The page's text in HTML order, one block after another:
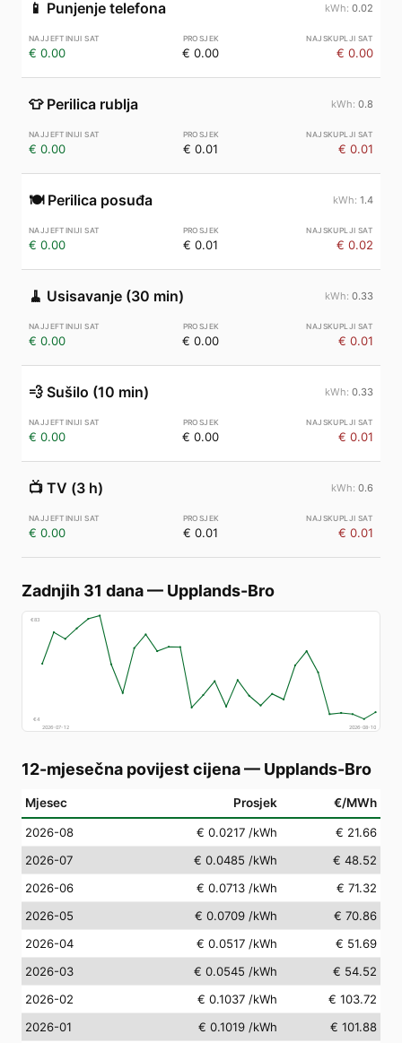
📱 Punjenje telefona 0.02
€ 0.00 € 0.00 € 0.00
👕 Perilica rublja 0.8
€ 0.00 € 0.01 € 0.01
🍽️ Perilica posuđa 1.4
€ 0.00 € 0.01 € 0.02
🧹 Usisavanje (30 min) 0.33
€ 0.00 € 0.00 € 0.01
💨 Sušilo (10 min) 0.33
€ 0.00 € 0.00 € 0.01
📺 TV (3 h) 0.6
€ 0.00 € 0.01 € 0.01
Zadnjih 31 dana— Upplands-Bro
€83
€4
2026-07-12
2026-08-10
12-mjesečna povijest cijena— Upplands-Bro
Mjesec Prosjek €/MWh
2026-08 € 0.0217 /kWh
€ 21.66
2026-07
€ 0.0485 /kWh
€ 48.52
2026-06
€ 0.0713 /kWh
€ 71.32
2026-05
€ 0.0709 /kWh
€ 70.86
2026-04
€ 0.0517 /kWh
€ 51.69
2026-03
€ 0.0545 /kWh
€ 54.52
2026-02
€ 0.1037 /kWh
€ 103.72
2026-01
€ 0.1019 /kWh
€ 101.88